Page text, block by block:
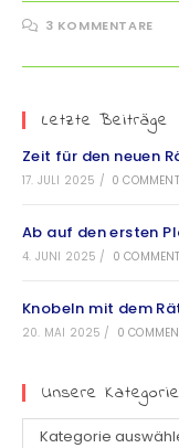
3 KOMMENTARE
Letzte Beiträge
Zeit für den neuen
17. JULI 2025 / 0
Ab auf den ersten
4. JUNI 2025 / 0
Knobeln mit dem
20. MAI 2025 / 0
Unsere
Kategorie